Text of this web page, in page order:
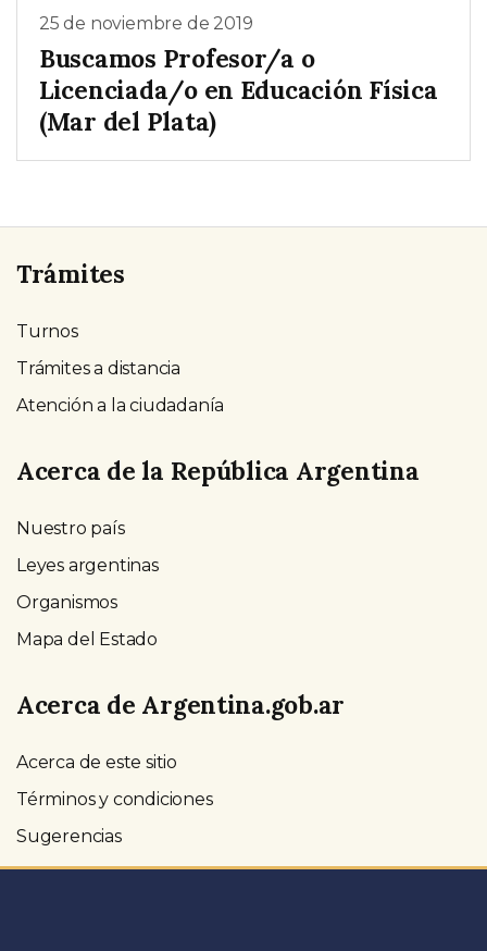
25 de noviembre de 2019
Buscamos Profesor/a o
Licenciada/o en Educación Física
(Mar del Plata)
Trámites
Turnos
Trámites a distancia
Atención a la ciudadanía
Acerca de la República Argentina
Nuestro país
Leyes argentinas
Organismos
Mapa del Estado
Acerca de Argentina.gob.ar
Acerca de este sitio
Términos y condiciones
Sugerencias